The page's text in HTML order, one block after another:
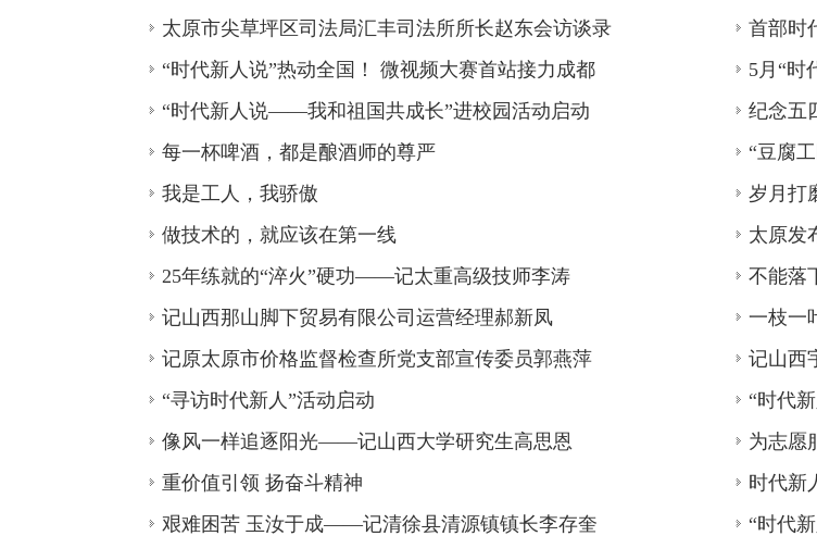
太原市尖草坪区司法局汇丰司法所所长赵东会访谈录
首部时
“时代新人说”热动全国！ 微视频大赛首站接力成都
5月“时
“时代新人说——我和祖国共成长”进校园活动启动
纪念五
每一杯啤酒，都是酿酒师的尊严
“豆腐
我是工人，我骄傲
岁月打
做技术的，就应该在第一线
太原发
25年练就的“淬火”硬功——记太重高级技师李涛
不能落
记山西那山脚下贸易有限公司运营经理郝新凤
一枝一
记原太原市价格监督检查所党支部宣传委员郭燕萍
记山西
“寻访时代新人”活动启动
“时代
像风一样追逐阳光——记山西大学研究生高思恩
为志愿
重价值引领 扬奋斗精神
时代新
艰难困苦 玉汝于成——记清徐县清源镇镇长李存奎